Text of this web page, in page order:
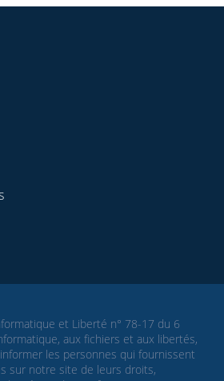
et Liberté n° 78-17 du 6
aux fichiers et aux libertés,
les personnes qui fournissent
sur notre site de leurs droits,